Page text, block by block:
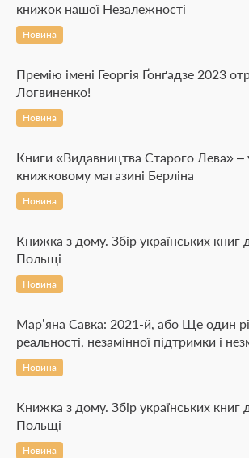
книжок нашої Незалежності
Новина
Премію імені Георгія Ґонґадзе 2023
Логвиненко!
Новина
Книги «Видавництва Старого Лева» –
книжковому магазині Берліна
Новина
Книжка з дому. Збір українських книг
Польщі
Новина
Мар’яна Савка: 2021-й, або Ще один
реальності, незамінної підтримки і
Новина
Книжка з дому. Збір українських книг
Польщі
Новина